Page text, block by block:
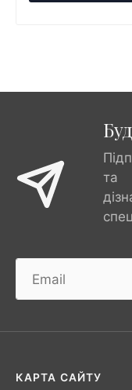
та
КАРТА САЙТУ